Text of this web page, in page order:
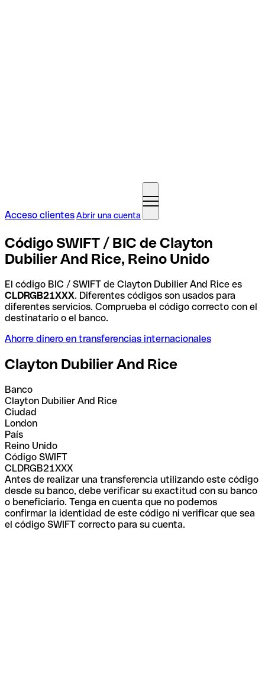
Acceso clientesAbrir una cuenta
Código SWIFT / BIC de Clayton
Dubilier And Rice, Reino Unido
El código BIC / SWIFT de Clayton Dubilier And Rice es
CLDRGB21XXX. Diferentes códigos son usados para
diferentes servicios. Comprueba el código correcto con el
destinatario o el banco.
Ahorre dinero en transferencias internacionales
Clayton Dubilier And Rice
Banco
Clayton Dubilier And Rice
Ciudad
London
País
Reino Unido
Código SWIFT
CLDRGB21XXX
Antes de realizar una transferencia utilizando este código
desde su banco, debe verificar su exactitud con su banco
o beneficiario. Tenga en cuenta que no podemos
confirmar la identidad de este código ni verificar que sea
el código SWIFT correcto para su cuenta.